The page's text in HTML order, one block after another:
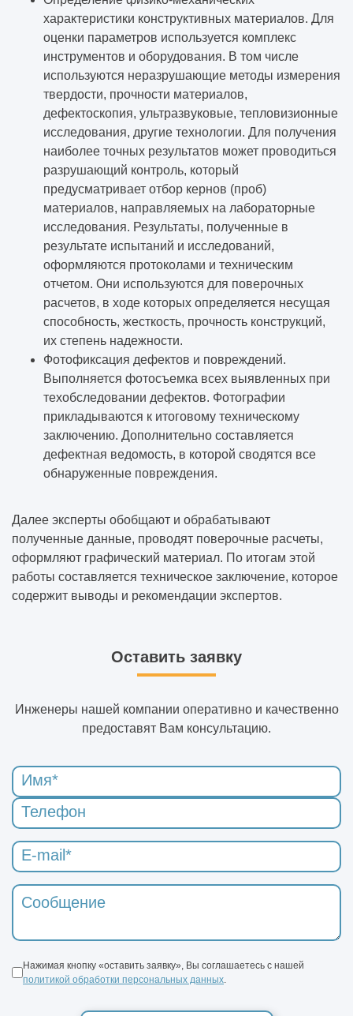
характеристики конструктивных материалов. Для
оценки параметров используется комплекс
инструментов и оборудования. В том числе
используются неразрушающие методы измерения
твердости, прочности материалов,
дефектоскопия, ультразвуковые, тепловизионные
исследования, другие технологии. Для получения
наиболее точных результатов может проводиться
разрушающий контроль, который
предусматривает отбор кернов (проб)
материалов, направляемых на лабораторные
исследования. Результаты, полученные в
результате испытаний и исследований,
оформляются протоколами и техническим
отчетом. Они используются для поверочных
расчетов, в ходе которых определяется несущая
способность, жесткость, прочность конструкций,
их степень надежности.
Фотофиксация дефектов и повреждений.
Выполняется фотосъемка всех выявленных при
техобследовании дефектов. Фотографии
прикладываются к итоговому техническому
заключению. Дополнительно составляется
дефектная ведомость, в которой сводятся все
обнаруженные повреждения.
Далее эксперты обобщают и обрабатывают
полученные данные, проводят поверочные расчеты,
оформляют графический материал. По итогам этой
работы составляется техническое заключение, которое
содержит выводы и рекомендации экспертов.
Оставить заявку
Инженеры нашей компании оперативно и качественно
предоставят Вам консультацию.
Нажимая кнопку «оставить заявку», Вы соглашаетесь с нашей
политикой обработки персональных данных.